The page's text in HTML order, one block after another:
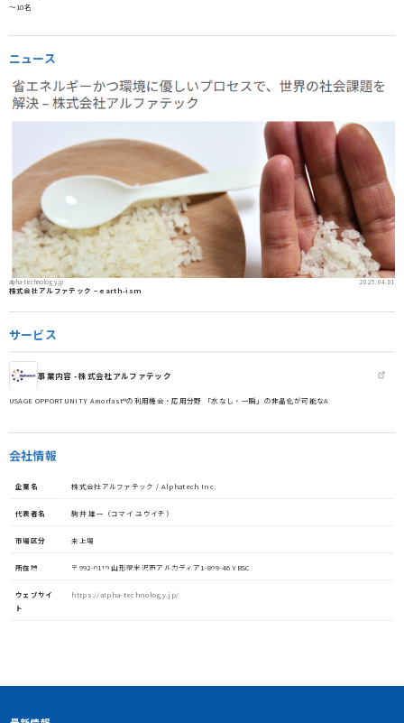
〜10名
ニュース
alpha-technology.jp 2025.04.01
株式会社アルファテック – earth-ism
サービス
事業内容 - 株式会社アルファテック
USAGE OPPORTUNITY Amorfast®の利用機会・応用分野 「水なし・一瞬」の非晶化が可能なA
会社情報
企業名 株式会社アルファテック / Alphatech Inc.
代表者名 駒井 雄一（コマイ ユウイチ）
市場区分 未上場
所在地 〒992-0119 山形県米沢市アルカディア1-808-46 YBSC
ウェブサイ
ト
https://alpha-technology.jp/
資金調達や協業・共創を加速させる
イノベーション・プラットフォーム